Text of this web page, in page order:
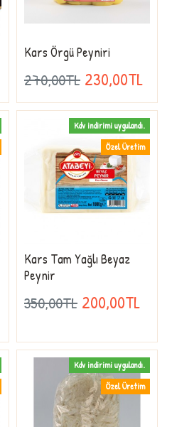
Kars Örgü Peyniri
270,00TL 230,00TL
Özel Üretim
Kdv indirimi uygulandı.
Kars Tam Yağlı Beyaz
Peynir
350,00TL 200,00TL
Özel Üretim
Kdv indirimi uygulandı.